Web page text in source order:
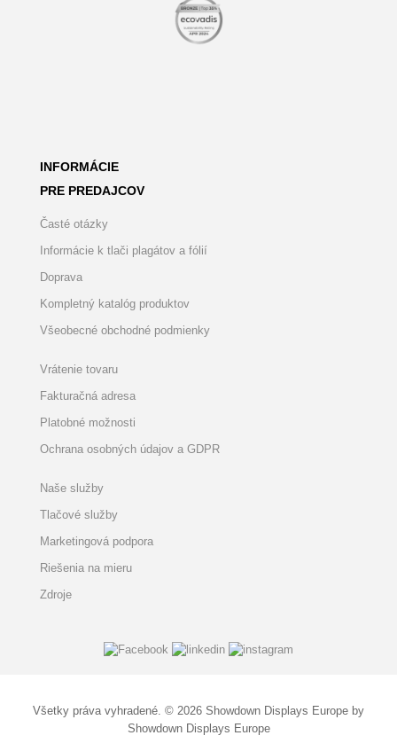
INFORMÁCIE
PRE PREDAJCOV
Časté otázky
Informácie k tlači plagátov a fólií
Doprava
Kompletný katalóg produktov
Všeobecné obchodné podmienky
Vrátenie tovaru
Fakturačná adresa
Platobné možnosti
Ochrana osobných údajov a GDPR
Naše služby
Tlačové služby
Marketingová podpora
Riešenia na mieru
Zdroje
Všetky práva vyhradené. © 2026 Showdown Displays Europe by
Showdown Displays Europe